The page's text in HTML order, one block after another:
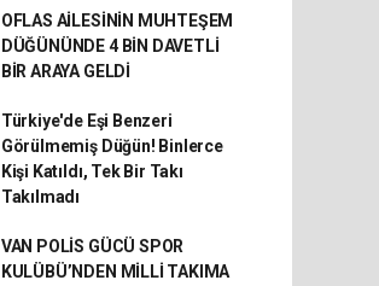
OFLAS AİLESİNİN MUHTEŞEM
DÜĞÜNÜNDE 4 BİN DAVETLİ
BİR ARAYA GELDİ
Türkiye'de Eşi Benzeri
Görülmemiş Düğün! Binlerce
Kişi Katıldı, Tek Bir Takı
Takılmadı
VAN POLİS GÜCÜ SPOR
KULÜBÜ’NDEN MİLLİ TAKIMA